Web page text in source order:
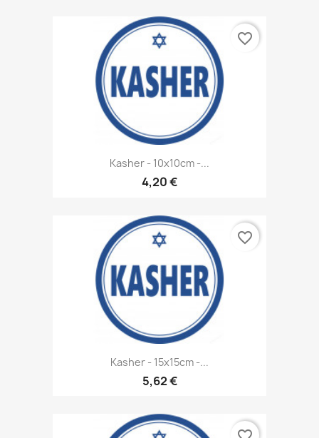
Kasher - 10x10cm -...
4,20 €
favorite_border
Kasher - 15x15cm -...
5,62 €
favorite_border